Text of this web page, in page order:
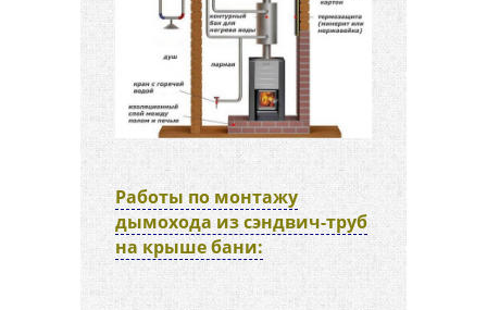
Работы по монтажу
дымохода из сэндвич-труб
на крыше бани: